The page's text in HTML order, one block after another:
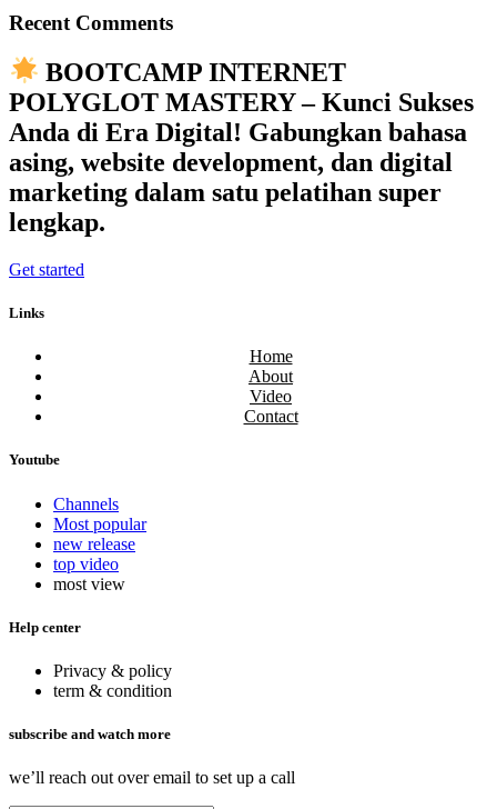
Recent Comments
BOOTCAMP INTERNET
POLYGLOT MASTERY – Kunci Sukses
Anda di Era Digital! Gabungkan bahasa
asing, website development, dan digital
marketing dalam satu pelatihan super
lengkap.
Get started
Links
Home
About
Video
Contact
Youtube
Channels
Most popular
new release
top video
most view
Help center
Privacy & policy
term & condition
subscribe and watch more
we’ll reach out over email to set up a call